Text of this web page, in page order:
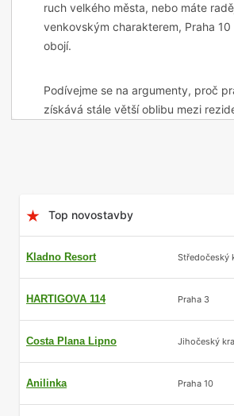
ruch velkého města, nebo máte
venkovským charakterem, Praha
obojí.
Podívejme se na argumenty, proč
získává stále větší oblibu mezi
Výborné
Top novostavby
Kladno Resort Středočeský
HARTIGOVA 114 Praha 3
Costa Plana Lipno Jihočeský
Anilinka Praha 10